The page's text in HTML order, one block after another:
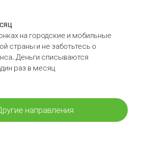
на городские и мобильные
страны и не заботьтесь о
Деньги списываются
раз в месяц
направления